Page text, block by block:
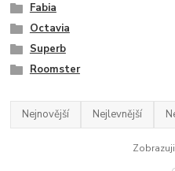
Fabia
Octavia
Superb
Roomster
Nejnovější Nejlevnější